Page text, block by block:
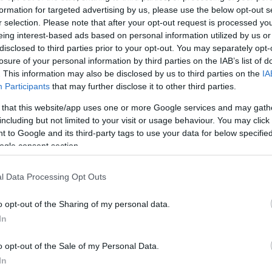
for targeted advertising by us, please use the below opt-out
selection. Please note that after your opt-out request is processed
interest-based ads based on personal information utilized by us
to third parties prior to your opt-out. You may separately
of your personal information by third parties on the IAB’s list of
This information may also be disclosed by us to third parties on the
Participants that may further disclose it to other third parties.
that this website/app uses one or more Google services and may
but not limited to your visit or usage behaviour. You may
to Google and its third-party tags to use your data for below
consent section.
Data Processing Opt Outs
opt-out of the Sharing of my personal data.
opt-out of the Sale of my Personal Data.
autre en option, mais avec un salaire revu à la
l’Inter Milan et le Panathinaikos sont
(@mediabarca_)June 1, 2026
στο “τριφύλλι” γνωρίζουν ότι η συγκεκριμένη
της Premier League και της Ίντερ.